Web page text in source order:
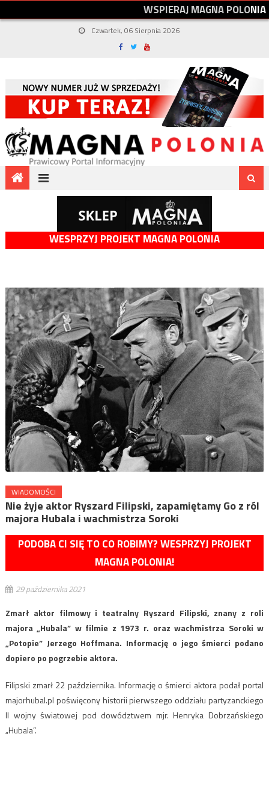
WSPIERAJMAGNAPOLONIA
Czwartek, 06 Sierpnia 2026
WESPRZYJ PROJEKT MAGNA POLONIA
WIADOMOŚCI
Nie żyje aktor Ryszard Filipski, zapamiętamy Go z ról
majora Hubala i wachmistrza Soroki
PODOBA CI SIĘ TO CO ROBIMY? WESPRZYJ PROJEKT
MAGNA POLONIA!
29 października 2021
Zmarł aktor filmowy i teatralny Ryszard Filipski, znany z roli
majora „Hubala” w filmie z 1973 r. oraz wachmistrza Soroki w
„Potopie” Jerzego Hoffmana. Informację o jego śmierci podano
dopiero po pogrzebie aktora.
Filipski zmarł 22 października. Informację o śmierci aktora podał portal
majorhubal.pl poświęcony historii pierwszego oddziału partyzanckiego
II wojny światowej pod dowództwem mjr. Henryka Dobrzańskiego
„Hubala”.